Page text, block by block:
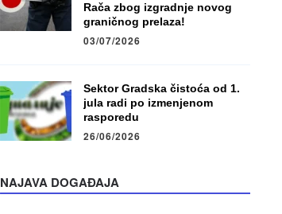
Rača zbog izgradnje novog
graničnog prelaza!
03/07/2026
Sektor Gradska čistoća od 1.
jula radi po izmenjenom
rasporedu
26/06/2026
NAJAVA DOGAĐAJA